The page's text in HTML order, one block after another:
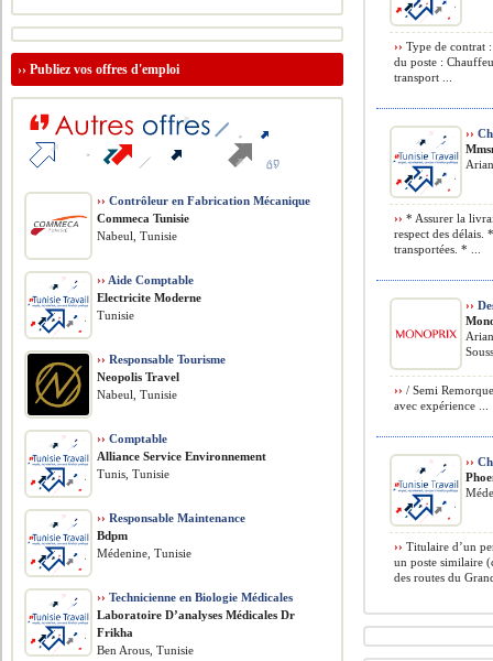
›› Type de contrat
du poste :
transport ...
››
›› * Assurer la
respect des délais.
transportées. * ...
››
›› / Semi
avec expérience ...
››
›› Titulaire d’un
un poste similaire
des routes du
››Publiez vos offres d'emploi
›› Contrôleur en Fabrication Mécanique
Commeca Tunisie
Nabeul, Tunisie
›› Aide Comptable
Electricite Moderne
Tunisie
›› Responsable Tourisme
Neopolis Travel
Nabeul, Tunisie
›› Comptable
Alliance Service Environnement
Tunis, Tunisie
›› Responsable Maintenance
Bdpm
Médenine, Tunisie
›› Technicienne en Biologie Médicales
Laboratoire D’analyses Médicales Dr
Frikha
Ben Arous, Tunisie